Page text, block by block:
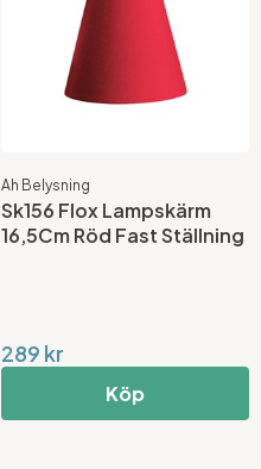
Ah Belysning
Sk156 Flox Lampskärm
16,5Cm Röd Fast Ställning
289 kr
Köp